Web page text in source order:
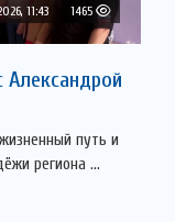
11:43 1465
Александрой
путь и
региона ...